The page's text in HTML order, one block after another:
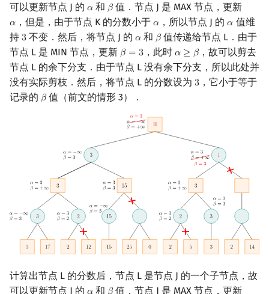
可以更新节点 J 的 𝛼
α 和 𝛽
β 值．节点 J 是 MAX 节点，更新
𝛼
α ，但是，由于节点 K 的分数小于𝛼
α ，所以节点 J 的𝛼
α 值维
持 3
3 不变．然后，将节点 J 的 𝛼
α 和 𝛽
β 值传递给节点 L．由于
节点 L 是 MIN 节点，更新 𝛽 = 3
β =3 ，此时 𝛼 ≥ 𝛽
α≥β
，故可以剪去
节点 L 的余下分支．由于节点 L 没有余下分支，所以此处并
没有实际剪枝．然后，将节点 L 的分数设为 3
3 ，它小于等于
记录的 𝛽
β 值（前文的情形 3）．
计算出节点 L 的分数后，节点 L 是节点 J 的一个子节点，故
可以更新节点 J 的
和 值．节点 J 是 MAX 节点，更新